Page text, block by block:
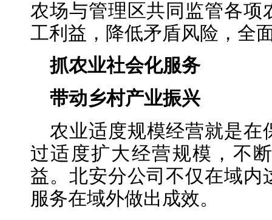
农场与管理区共同监管各项
工利益，降低矛盾风险，全
抓农业社会化服务
带动乡村产业振兴
农业适度规模经营就是在
过适度扩大经营规模，不
益。北安分公司不仅在域
服务在域外做出成效。